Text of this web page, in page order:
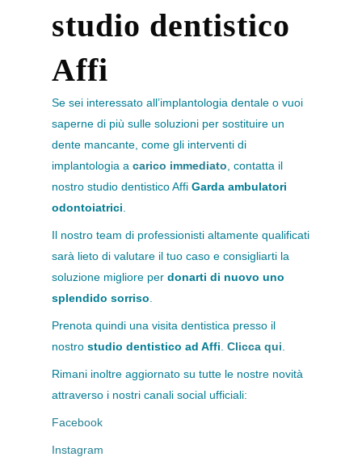
studio dentistico
Affi
Se sei interessato all’implantologia dentale o vuoi
saperne di più sulle soluzioni per sostituire un
dente mancante, come gli interventi di
implantologia a carico immediato , contatta il
nostro studio dentistico Affi Garda ambulatori
odontoiatrici
Il nostro team di professionisti altamente qualificati
sarà lieto di valutare il tuo caso e consigliarti la
soluzione migliore per donarti di nuovo uno
splendido sorriso
Prenota quindi una visita dentistica presso il
nostro studio dentistico ad Affi Clicca qui
Rimani inoltre aggiornato su tutte le nostre novità
attraverso i nostri canali social ufficiali:
Facebook
Instagram